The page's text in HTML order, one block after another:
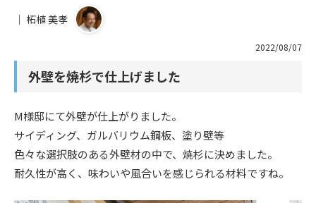
古民家再生
会社情報
よくあるご質問
ブログ
ニュース
｜ 柘植 美孝
2022/08/07
外壁を焼杉で仕上げました
M様邸にて外壁が仕上がりました。
サイディング、ガルバリウム鋼板、塗り壁等
色々な選択肢のある外壁材の中で、焼杉に決めました。
耐久性が高く、味わいや風合いを感じられる材料ですね。